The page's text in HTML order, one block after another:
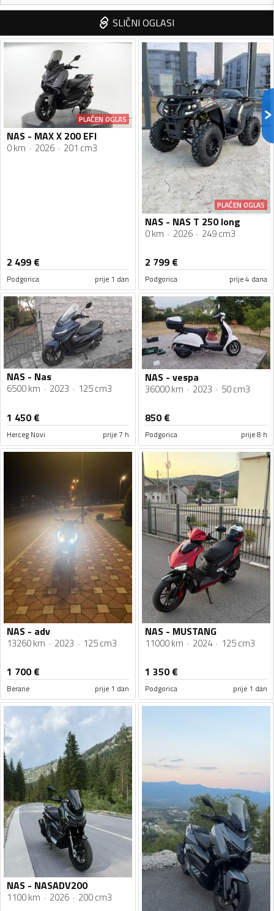
SLIČNI OGLASI
PLAĆEN OGLAS
NAS - MAX X 200 EFI
0 km 2026 201 cm3
2 499 €
Podgorica prije 1 dan
PLAĆEN OGLAS
NAS - NAS T 250 long
0 km 2026 249 cm3
2 799 €
Podgorica prije 4 dana
NAS - Nas
6500 km 2023 125 cm3
1 450€
Herceg Novi prije 7 h
NAS - vespa
36000 km 2023 50 cm3
850€
Podgorica prije 8 h
NAS - adv
13260 km 2023 125 cm3
1 700€
Berane prije 1 dan
NAS - MUSTANG
11000 km 2024 125 cm3
1 350€
Podgorica prije 1 dan
NAS - NASADV200
1100 km 2026 200 cm3